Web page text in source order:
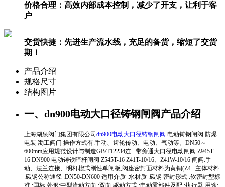
价格合理： 高效内部成本控制，减少了开支，让利于客
户
交货快捷： 先进生产流水线，充足的备货，缩短了交货
期！
产品介绍
规格尺寸
结构图片
一、dn900电动大口径铸钢闸阀产品介绍
上海湖泉阀门集团有限公司dn900电动大口径铸钢闸阀 电动铸钢闸阀 防爆
电装 渤工阀门 操作方式有:手动、齿轮传动、电动、气动等。DN50～
600mm应用规范设计与制造GB/T12234连...带旁通大口径电动闸阀 Z945T-
16 DN900 电动铸铁暗杆闸阀 Z545T-16 Z41T-10/16、Z41W-10/16 闸阀:手
动、法兰连接、明杆楔式刚性单闸板,阀座密封面材料为黄铜(Z4...主体材料
:碳钢公称通径 :DN50-DN600 适用介质 :水材质 :碳钢 密封形式 :软密封型标
准 :国标 外形:中型流动方向 :双向 驱动方式 :电动零部件及配 :执行器 用途: